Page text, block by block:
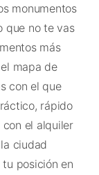
monumentos
que no te vas
más
mapa de
con el que
rápido
el alquiler
ciudad
posición en